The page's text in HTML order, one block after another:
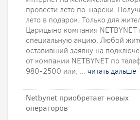
провести лето по-царски.
лето в подарок. Только для
Царицыно компания NETBYNET
специальную акцию. Любой
оставивший заявку на
от компании NETBYNET по
980-2500 или, ... читать дальше
Netbynet приобретает новых
операторов